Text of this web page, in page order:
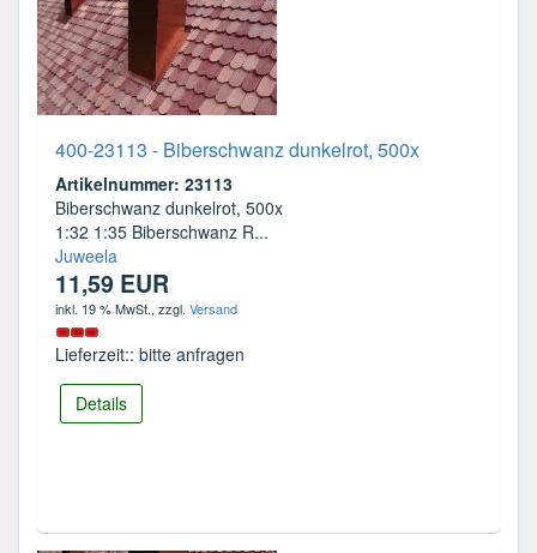
400-23113 - Biberschwanz dunkelrot, 500x
Artikelnummer: 23113
Biberschwanz dunkelrot, 500x
1:32 1:35 Biberschwanz R...
Juweela
11,59 EUR
inkl. 19 % MwSt., zzgl. Versand
Lieferzeit:: bitte anfragen
Details